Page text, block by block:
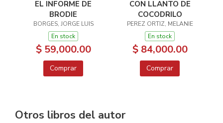
EL INFORME DE
BRODIE
BORGES, JORGE LUIS
En stock
$ 59,000.00
Comprar
CON LLANTO DE
COCODRILO
PEREZ ORTIZ, MELANIE
En stock
$ 84,000.00
Comprar
Otros libros del autor